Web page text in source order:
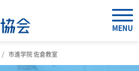
MENU
市進学院 佐倉教室